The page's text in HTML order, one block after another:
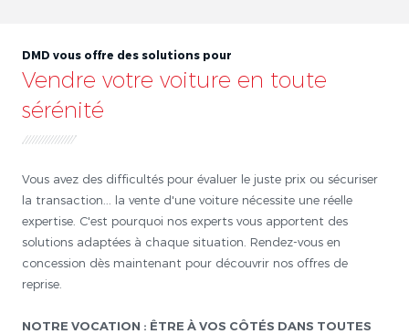
DMD vous offre des solutions pour
Vendre votre voiture en toute
sérénité
Vous avez des difficultés pour évaluer le juste prix ou sécuriser
la transaction... la vente d'une voiture nécessite une réelle
expertise. C'est pourquoi nos experts vous apportent des
solutions adaptées à chaque situation. Rendez-vous en
concession dès maintenant pour découvrir nos offres de
reprise.
NOTRE VOCATION : ÊTRE À VOS CÔTÉS DANS TOUTES